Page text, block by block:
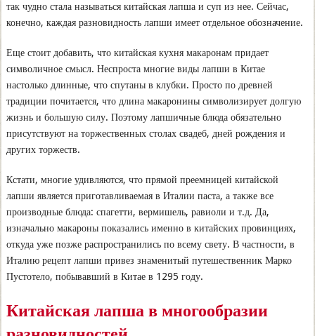
так чудно стала называться китайская лапша и суп из нее. Сейчас,
конечно, каждая разновидность лапши имеет отдельное обозначение.
Еще стоит добавить, что китайская кухня макаронам придает
символичное смысл. Неспроста многие виды лапши в Китае
настолько длинные, что спутаны в клубки. Просто по древней
традиции почитается, что длина макаронины символизирует долгую
жизнь и большую силу. Поэтому лапшичные блюда обязательно
присутствуют на торжественных столах свадеб, дней рождения и
других торжеств.
Кстати, многие удивляются, что прямой преемницей китайской
лапши является приготавливаемая в Италии паста, а также все
производные блюда: спагетти, вермишель, равиоли и т.д. Да,
изначально макароны показались именно в китайских провинциях,
откуда уже позже распространились по всему свету. В частности, в
Италию рецепт лапши привез знаменитый путешественник Марко
Пустотело, побывавший в Китае в 1295 году.
Китайская лапша в многообразии